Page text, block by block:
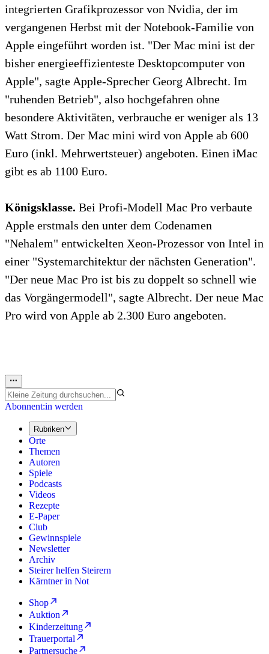
integrierten Grafikprozessor von Nvidia, der im
vergangenen Herbst mit der Notebook-Familie von
Apple eingeführt worden ist. "Der Mac mini ist der
bisher energieeffizienteste Desktopcomputer von
Apple", sagte Apple-Sprecher Georg Albrecht. Im
"ruhenden Betrieb", also hochgefahren ohne
besondere Aktivitäten, verbrauche er weniger als 13
Watt Strom. Der Mac mini wird von Apple ab 600
Euro (inkl. Mehrwertsteuer) angeboten. Einen iMac
gibt es ab 1100 Euro.
Königsklasse. Bei Profi-Modell Mac Pro verbaute
Apple erstmals den unter dem Codenamen
"Nehalem" entwickelten Xeon-Prozessor von Intel in
einer "Systemarchitektur der nächsten Generation".
"Der neue Mac Pro ist bis zu doppelt so schnell wie
das Vorgängermodell", sagte Albrecht. Der neue Mac
Pro wird von Apple ab 2.300 Euro angeboten.
Abonnent:in werden
Rubriken
Orte
Themen
Autoren
Spiele
Podcasts
Videos
Rezepte
E-Paper
Club
Gewinnspiele
Newsletter
Archiv
Steirer helfen Steirern
Kärntner in Not
Shop
Auktion
Kinderzeitung
Trauerportal
Partnersuche